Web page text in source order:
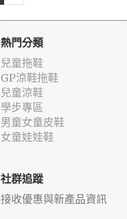
熱門分類
兒童拖鞋
GP涼鞋拖鞋
兒童涼鞋
學步專區
男童女童皮鞋
女童娃娃鞋
社群追蹤
接收優惠與新產品資訊